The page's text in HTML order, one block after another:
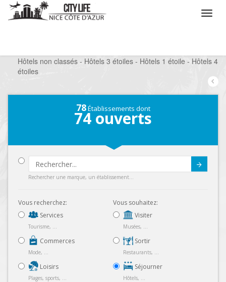
Hôtels non classés - Hôtels 3 étoiles - Hôtels 1 étoile - Hôtels 4
étoiles
78Établissements dont
74 ouverts
Rechercher une marque, un établissement...
Vous recherchez:
Services
Tourisme, ...
Commerces
Mode, ...
Loisirs
Plages, sports, ...
Vous souhaitez:
Visiter
Musées, ...
Sortir
Restaurants, ...
Séjourner
Hôtels, ...